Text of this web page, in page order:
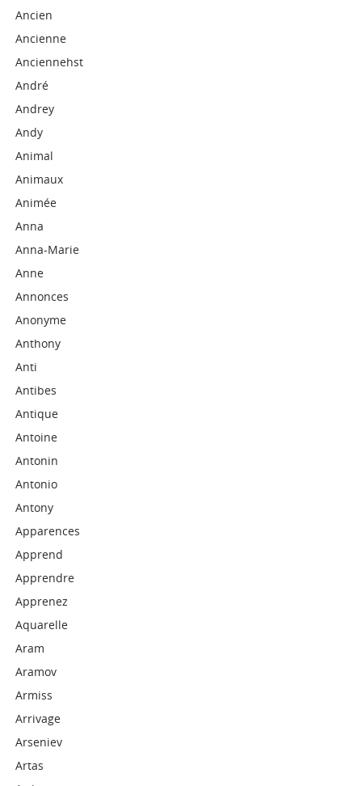
Ancien
Ancienne
Anciennehst
André
Andrey
Andy
Animal
Animaux
Animée
Anna
Anna-Marie
Anne
Annonces
Anonyme
Anthony
Anti
Antibes
Antique
Antoine
Antonin
Antonio
Antony
Apparences
Apprend
Apprendre
Apprenez
Aquarelle
Aram
Aramov
Armiss
Arrivage
Arseniev
Artas